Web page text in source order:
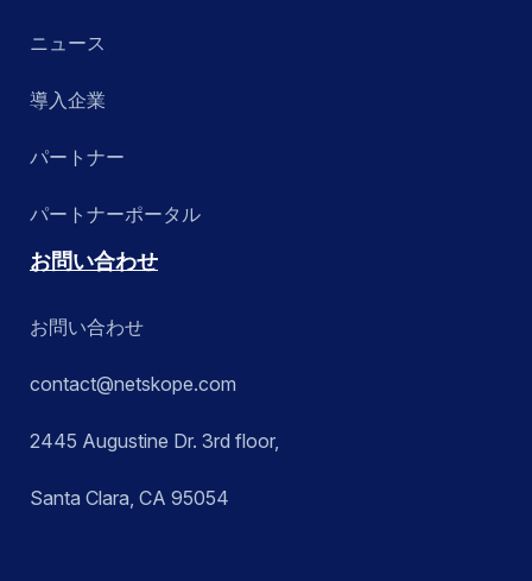
ニュース
導入企業
パートナー
パートナーポータル
お問い合わせ
お問い合わせ
contact@netskope.com
2445 Augustine Dr. 3rd floor,
Santa Clara, CA 95054